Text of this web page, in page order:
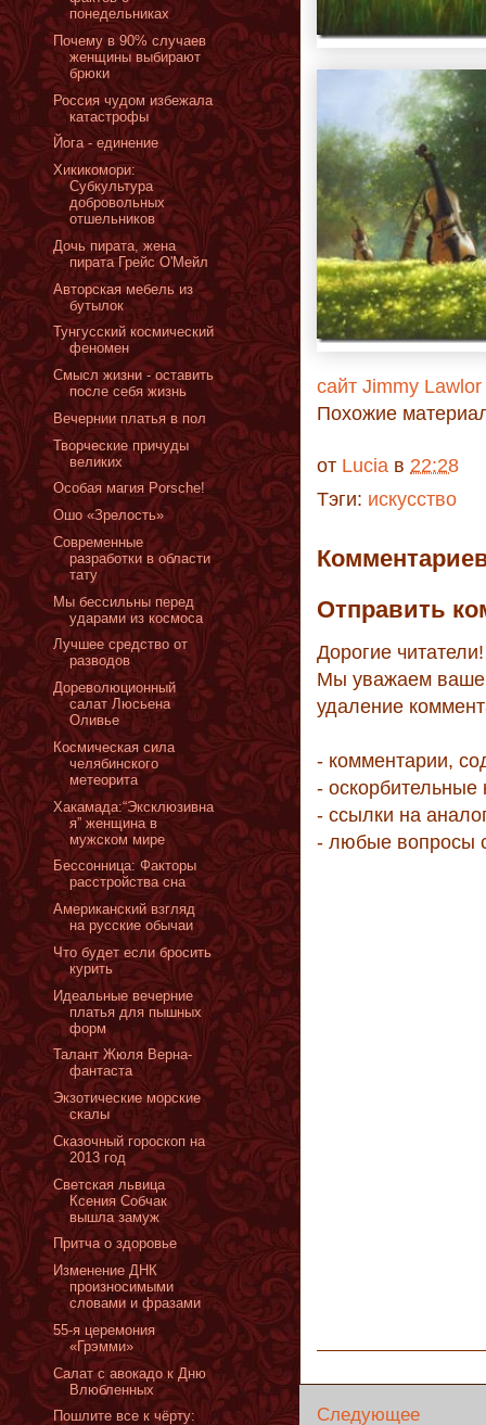
сайт Jimmy Lawlor
Похожие
от Lucia в 22:28
Тэги: искусство
Отправить
Дорогие читатели!
Мы уважаем ваше
удаление
- комментарии,
- оскорбительные
- ссылки на
- любые вопросы
Следующее
понедельниках
Почему в 90% случаев
женщины выбирают
брюки
Россия чудом избежала
катастрофы
Йога - единение
Хикикомори:
Cубкультура
добровольных
отшельников
Дочь пирата, жена
пирата Грейс О'Мейл
Авторская мебель из
бутылок
Тунгусский космический
феномен
Смысл жизни - оставить
после себя жизнь
Вечернии платья в пол
Творческие причуды
великих
Особая магия Porsche!
Ошо «Зрелость»
Современные
разработки в области
тату
Мы бессильны перед
ударами из космоса
Лучшее средство от
разводов
Дореволюционный
салат Люсьена
Оливье
Космическая сила
челябинского
метеорита
Хакамада:“Эксклюзивна
я” женщина в
мужском мире
Бессонница: Факторы
расстройства сна
Американский взгляд
на русские обычаи
Что будет если бросить
курить
Идеальные вечерние
платья для пышных
форм
Талант Жюля Верна-
фантаста
Экзотические морские
скалы
Сказочный гороскоп на
2013 год
Светская львица
Ксения Собчак
вышла замуж
Притча о здоровье
Изменение ДНК
произносимыми
словами и фразами
55-я церемония
«Грэмми»
Салат с авокадо к Дню
Влюбленных
Пошлите все к чёрту: